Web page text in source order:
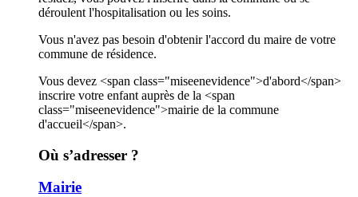
déroulent l'hospitalisation ou les soins.
Vous n'avez pas besoin d'obtenir l'accord du maire de votre
commune de résidence.
Vous devez <span class="miseenevidence">d'abord</span>
inscrire votre enfant auprès de la <span
class="miseenevidence">mairie de la commune
d'accueil</span>.
Où s’adresser ?
Mairie